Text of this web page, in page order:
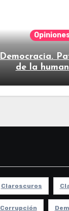
Democracia.
de la
Claroscuros
Corrupción